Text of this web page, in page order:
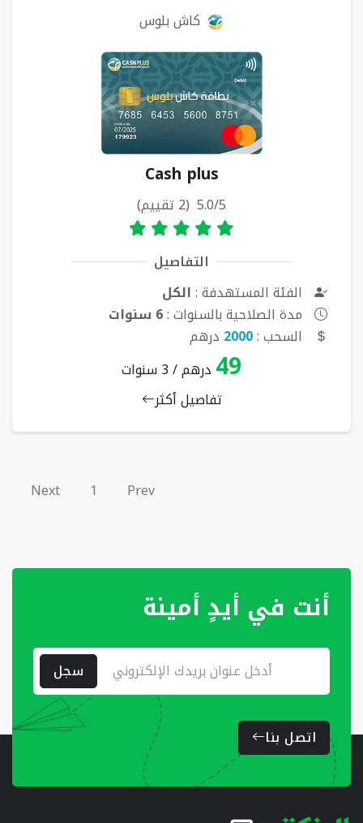
كاش بلوس
Cash plus
5.0/5 (2 تقييم)
التفاصيل
الفئة المستهدفة :الكل
مدة الصلاحية بالسنوات :6 سنوات
السحب :2000 درهم
49 درهم / 3 سنوات
تفاصيل أكثر
Prev
1
Next
أنت في أيدٍ أمينة
سجل
اتصل بنا